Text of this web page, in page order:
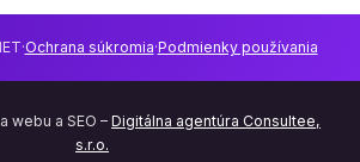
·Ochrana súkromia·Podmienky používania
webu a SEO –Digitálna agentúra Consultee,
s.r.o.